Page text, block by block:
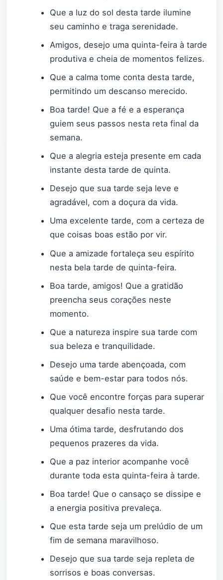
Que a luz do sol desta tarde ilumine
seu caminho e traga serenidade.
Amigos, desejo uma quinta-feira à tarde
produtiva e cheia de momentos felizes.
Que a calma tome conta desta tarde,
permitindo um descanso merecido.
Boa tarde! Que a fé e a esperança
guiem seus passos nesta reta final da
semana.
Que a alegria esteja presente em cada
instante desta tarde de quinta.
Desejo que sua tarde seja leve e
agradável, com a doçura da vida.
Uma excelente tarde, com a certeza de
que coisas boas estão por vir.
Que a amizade fortaleça seu espírito
nesta bela tarde de quinta-feira.
Boa tarde, amigos! Que a gratidão
preencha seus corações neste
momento.
Que a natureza inspire sua tarde com
sua beleza e tranquilidade.
Desejo uma tarde abençoada, com
saúde e bem-estar para todos nós.
Que você encontre forças para superar
qualquer desafio nesta tarde.
Uma ótima tarde, desfrutando dos
pequenos prazeres da vida.
Que a paz interior acompanhe você
durante toda esta quinta-feira à tarde.
Boa tarde! Que o cansaço se dissipe e
a energia positiva prevaleça.
Que esta tarde seja um prelúdio de um
fim de semana maravilhoso.
Desejo que sua tarde seja repleta de
sorrisos e boas conversas.